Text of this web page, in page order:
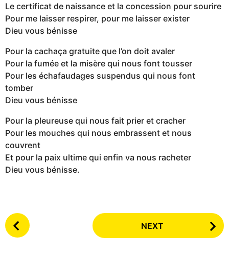
Le certificat de naissance et la concession pour sourire
Pour me laisser respirer, pour me laisser exister
Dieu vous bénisse
Pour la cachaça gratuite que l’on doit avaler
Pour la fumée et la misère qui nous font tousser
Pour les échafaudages suspendus qui nous font
tomber
Dieu vous bénisse
Pour la pleureuse qui nous fait prier et cracher
Pour les mouches qui nous embrassent et nous
couvrent
Et pour la paix ultime qui enfin va nous racheter
Dieu vous bénisse.
P
o
NEXT